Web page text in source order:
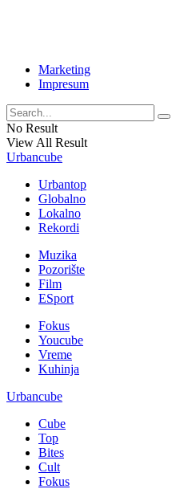
Marketing
Impresum
No Result
View All Result
Urbancube
Urbantop
Globalno
Lokalno
Rekordi
Muzika
Pozorište
Film
ESport
Fokus
Youcube
Vreme
Kuhinja
Urbancube
Cube
Top
Bites
Cult
Fokus